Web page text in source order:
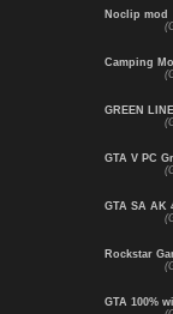
Noclip mod
Camping
GREEN
GTA V PC
GTA SA AK
Rockstar
GTA 100%